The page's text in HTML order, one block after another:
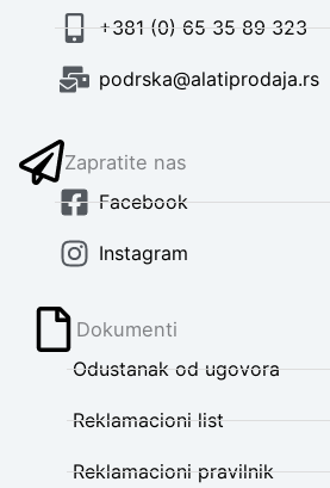
+381 (0) 65 35 89 323
podrska@alatiprodaja.rs
Zapratite nas
Facebook
Instagram
Dokumenti
Odustanak od ugovora
Reklamacioni list
Reklamacioni pravilnik